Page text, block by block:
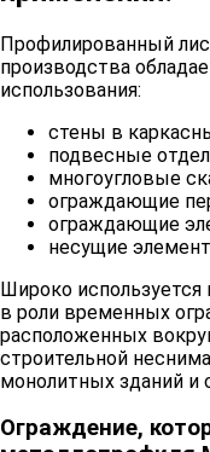
Профилированный
производства
использования:
стены в
подвесные
многоугловые
ограждающие
ограждающие
несущие
Широко
в роли временных
расположенных
строительной
монолитных зданий и
Ограждение,